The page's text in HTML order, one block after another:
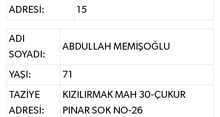
ADRESİ:
15
ADI
SOYADI:
ABDULLAH MEMİŞOĞLU
YAŞI: 71
TAZİYE
ADRESİ:
KIZILIRMAK MAH 30-ÇUKUR
PINAR SOK NO-26